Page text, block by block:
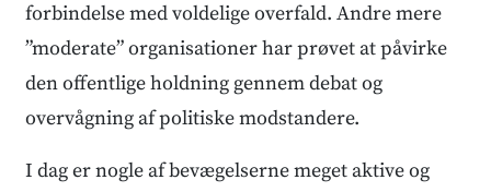
forbindelse med voldelige overfald. Andre mere
”moderate” organisationer har prøvet at påvirke
den offentlige holdning gennem debat og
overvågning af politiske modstandere.
I dag er nogle af bevægelserne meget aktive og